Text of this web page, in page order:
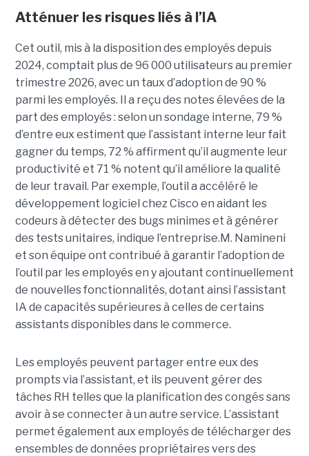
Atténuer les risques liés à l’IA
Cet outil, mis à la disposition des employés depuis
2024, comptait plus de 96 000 utilisateurs au premier
trimestre 2026, avec un taux d’adoption de 90 %
parmi les employés. Il a reçu des notes élevées de la
part des employés : selon un sondage interne, 79 %
d’entre eux estiment que l’assistant interne leur fait
gagner du temps, 72 % affirment qu’il augmente leur
productivité et 71 % notent qu’il améliore la qualité
de leur travail. Par exemple, l’outil a accéléré le
développement logiciel chez Cisco en aidant les
codeurs à détecter des bugs minimes et à générer
des tests unitaires, indique l’entreprise.M. Namineni
et son équipe ont contribué à garantir l’adoption de
l’outil par les employés en y ajoutant continuellement
de nouvelles fonctionnalités, dotant ainsi l’assistant
IA de capacités supérieures à celles de certains
assistants disponibles dans le commerce.
Les employés peuvent partager entre eux des
prompts via l’assistant, et ils peuvent gérer des
tâches RH telles que la planification des congés sans
avoir à se connecter à un autre service. L’assistant
permet également aux employés de télécharger des
ensembles de données propriétaires vers des